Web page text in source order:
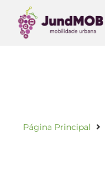
Página Principal